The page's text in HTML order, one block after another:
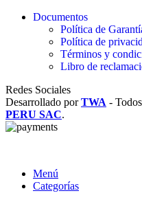
Documentos
Política de
Política de
Términos y
Libro de
Redes Sociales
Desarrollado porTWA -
PERU SAC.
Menú
Categorías